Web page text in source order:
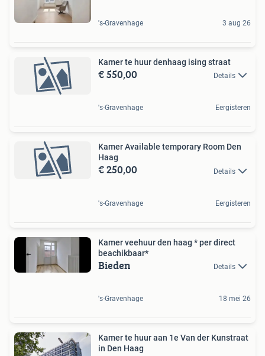
's-Gravenhage 3 aug 26
Kamer te huur denhaag ising straat
€ 550,00 Details
's-Gravenhage Eergisteren
Kamer Available temporary Room Den
Haag
€ 250,00 Details
's-Gravenhage Eergisteren
Kamer veehuur den haag * per direct
beachikbaar*
Bieden Details
's-Gravenhage 18 mei 26
Kamer te huur aan 1e Van der Kunstraat
in Den Haag